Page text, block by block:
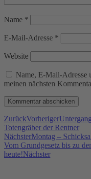
Name *
E-Mail-Adresse *
Website
Name, E-Mail-Adresse
meinen nächsten
ZurückVorheriger
Totengräber der Rentner
NächsterMontag –
Vom Grundgesetz bis zu
heute!Nächster